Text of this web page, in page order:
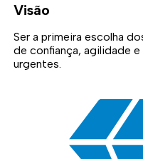
Visão
Ser a primeira escolha
de confiança, agilidade
urgentes.